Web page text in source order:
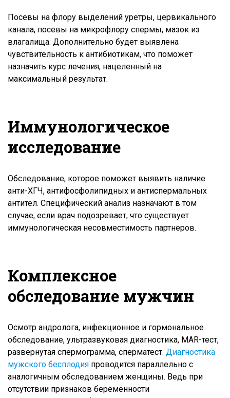
Посевы на флору выделений уретры, цервикального
канала, посевы на микрофлору спермы, мазок из
влагалища. Дополнительно будет выявлена
чувствительность к антибиотикам, что поможет
назначить курс лечения, нацеленный на
максимальный результат.
Иммунологическое
исследование
Обследование, которое поможет выявить наличие
анти-ХГЧ, антифосфолипидных и антиспермальных
антител. Специфический анализ назначают в том
случае, если врач подозревает, что существует
иммунологическая несовместимость партнеров.
Комплексное
обследование мужчин
Осмотр андролога, инфекционное и гормональное
обследование, ультразвуковая диагностика, MAR-тест,
развернутая спермограмма, сперматест. Диагностика
мужского бесплодия проводится параллельно с
аналогичным обследованием женщины. Ведь при
отсутствии признаков беременности